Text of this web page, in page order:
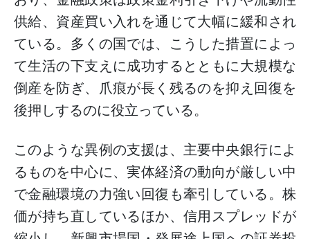
供給、資産買い入れを通じて大幅に緩和され
ている。多くの国では、こうした措置によっ
て生活の下支えに成功するとともに大規模な
倒産を防ぎ、爪痕が長く残るのを抑え回復を
後押しするのに役立っている。
このような異例の支援は、主要中央銀行によ
るものを中心に、実体経済の動向が厳しい中
で金融環境の力強い回復も牽引している。株
価が持ち直しているほか、信用スプレッドが